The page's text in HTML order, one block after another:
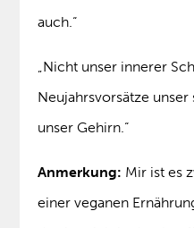
auch.“
„Nicht unser innerer
Neujahrsvorsätze
unser Gehirn.“
Anmerkung: Mir ist es
einer veganen